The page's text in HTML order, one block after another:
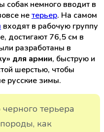
собак немного вводит в
нетерьер. На самом
входят в рабочую группу
достигают 76,5 см в
разработаны в
для армии, быструю и
шерстью, чтобы
русские зимы.
терьера
как